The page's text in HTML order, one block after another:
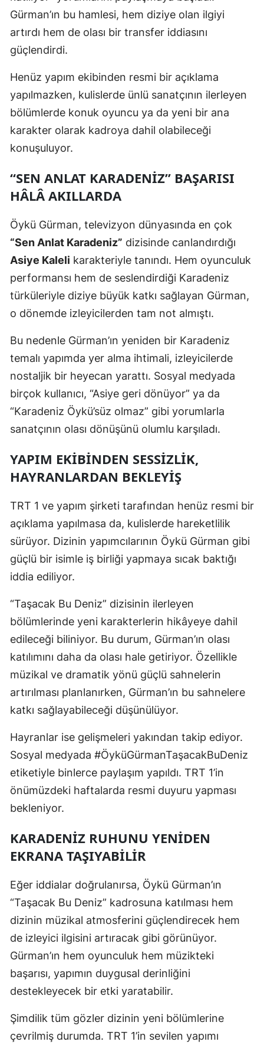
Samsun
Sivas
Tekirdağ
Tunceli
Uşak
Van
Yozgat
Zonguldak
Aksaray
Bayburt
Karaman
Kırıkkale
Batman
Şırnak
Bartın
Ardahan
Iğdır
Yalova
Kilis
Osmaniye
Düzce
Gürman’ın bu hamlesi, hem diziye olan ilgiyi
artırdı hem de olası bir transfer iddiasını
güçlendirdi.
Henüz yapım ekibinden resmi bir açıklama
yapılmazken, kulislerde ünlü sanatçının ilerleyen
bölümlerde konuk oyuncu ya da yeni bir ana
karakter olarak kadroya dahil olabileceği
konuşuluyor.
“SEN ANLAT KARADENIZ” BAŞARISI
HÂLÂ AKILLARDA
Öykü Gürman, televizyon dünyasında en çok
“Sen Anlat Karadeniz” dizisinde canlandırdığı
Asiye Kaleli karakteriyle tanındı. Hem oyunculuk
performansı hem de seslendirdiği Karadeniz
türküleriyle diziye büyük katkı sağlayan Gürman,
o dönemde izleyicilerden tam not almıştı.
Bu nedenle Gürman’ın yeniden bir Karadeniz
temalı yapımda yer alma ihtimali, izleyicilerde
nostaljik bir heyecan yarattı. Sosyal medyada
birçok kullanıcı, “Asiye geri dönüyor” ya da
“Karadeniz Öykü’süz olmaz” gibi yorumlarla
sanatçının olası dönüşünü olumlu karşıladı.
YAPIM EKIBINDEN SESSIZLIK,
HAYRANLARDAN BEKLEYIŞ
TRT 1 ve yapım şirketi tarafından henüz resmi bir
açıklama yapılmasa da, kulislerde hareketlilik
sürüyor. Dizinin yapımcılarının Öykü Gürman gibi
güçlü bir isimle iş birliği yapmaya sıcak baktığı
iddia ediliyor.
“Taşacak Bu Deniz” dizisinin ilerleyen
bölümlerinde yeni karakterlerin hikâyeye dahil
edileceği biliniyor. Bu durum, Gürman’ın olası
katılımını daha da olası hale getiriyor. Özellikle
müzikal ve dramatik yönü güçlü sahnelerin
artırılması planlanırken, Gürman’ın bu sahnelere
katkı sağlayabileceği düşünülüyor.
Hayranlar ise gelişmeleri yakından takip ediyor.
Sosyal medyada #ÖyküGürmanTaşacakBuDeniz
etiketiyle binlerce paylaşım yapıldı. TRT 1’in
önümüzdeki haftalarda resmi duyuru yapması
bekleniyor.
KARADENIZ RUHUNU YENIDEN
EKRANA TAŞIYABILIR
Eğer iddialar doğrulanırsa, Öykü Gürman’ın
“Taşacak Bu Deniz” kadrosuna katılması hem
dizinin müzikal atmosferini güçlendirecek hem
de izleyici ilgisini artıracak gibi görünüyor.
Gürman’ın hem oyunculuk hem müzikteki
başarısı, yapımın duygusal derinliğini
destekleyecek bir etki yaratabilir.
Şimdilik tüm gözler dizinin yeni bölümlerine
çevrilmiş durumda. TRT 1’in sevilen yapımı